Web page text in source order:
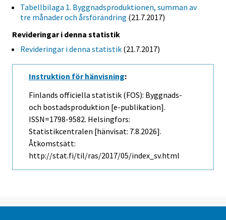
Tabellbilaga 1. Byggnadsproduktionen, summan av
tre månader och årsförändring (21.7.2017)
Revideringar i denna statistik
Revideringar i denna statistik (21.7.2017)
Instruktion för hänvisning:
Finlands officiella statistik (FOS): Byggnads-
och bostadsproduktion [e-publikation].
ISSN=1798-9582. Helsingfors:
Statistikcentralen [hänvisat: 7.8.2026].
Åtkomstsätt:
http://stat.fi/til/ras/2017/05/index_sv.html